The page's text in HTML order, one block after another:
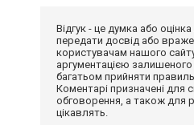
Відгук - це думка або
передати досвід або
користувачам нашого
аргументацією
багатьом прийняти
Коментарі призначені для
обговорення, а також для
цікавлять.